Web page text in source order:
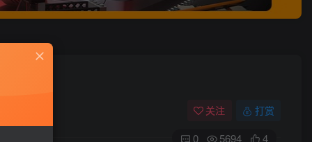
关注 打赏
0 5694 4